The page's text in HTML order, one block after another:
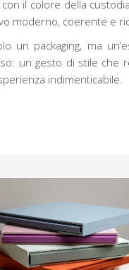
il colore della
moderno, coerente e
un packaging, ma
un gesto di stile che
indimenticabile.